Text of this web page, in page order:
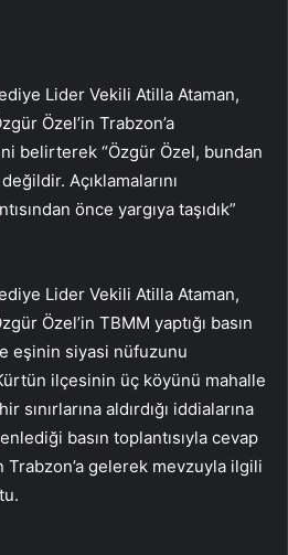
Lider Vekili Atilla Ataman,
Özel’in Trabzon’a
belirterek “Özgür Özel, bundan
Açıklamalarını
önce yargıya taşıdık”
Lider Vekili Atilla Ataman,
Özel’in TBMM yaptığı basın
eşinin siyasi nüfuzunu
ilçesinin üç köyünü mahalle
sınırlarına aldırdığı iddialarına
basın toplantısıyla cevap
gelerek mevzuyla ilgili